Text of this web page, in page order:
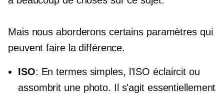
Mais nous aborderons certains paramètres qui
peuvent faire la différence.
ISO: En termes simples, l’ISO éclaircit ou
assombrit une photo. Il s'agit essentiellement